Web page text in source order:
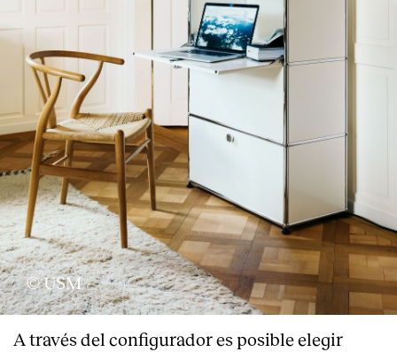
© USM
A través del configurador es posible elegir